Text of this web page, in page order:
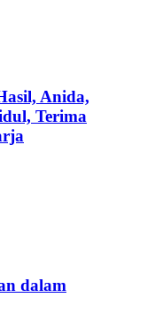
Anida,
Terima
dalam